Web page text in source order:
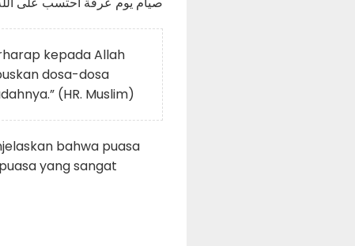
kepada Allah
dosa-dosa
(HR. Muslim)
bahwa puasa
yang sangat